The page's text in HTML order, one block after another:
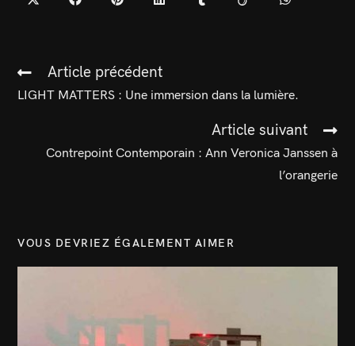
Article précédent
LIGHT MATTERS : Une immersion dans la lumière.
Article suivant
Contrepoint Contemporain : Ann Veronica Janssen à
l’orangerie
VOUS DEVRIEZ ÉGALEMENT AIMER